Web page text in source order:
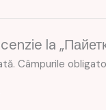
la
Câmpurile